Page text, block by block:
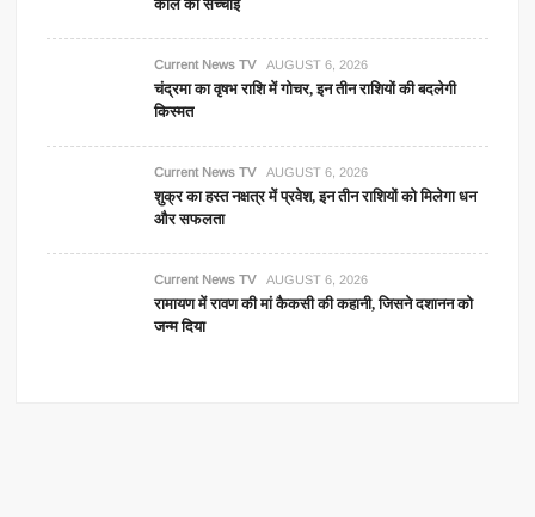
काल की सच्चाई
Current News TV AUGUST 6, 2026
चंद्रमा का वृषभ राशि में गोचर, इन तीन राशियों की बदलेगी
किस्मत
Current News TV AUGUST 6, 2026
शुक्र का हस्त नक्षत्र में प्रवेश, इन तीन राशियों को मिलेगा धन
और सफलता
Current News TV AUGUST 6, 2026
रामायण में रावण की मां कैकसी की कहानी, जिसने दशानन को
जन्म दिया